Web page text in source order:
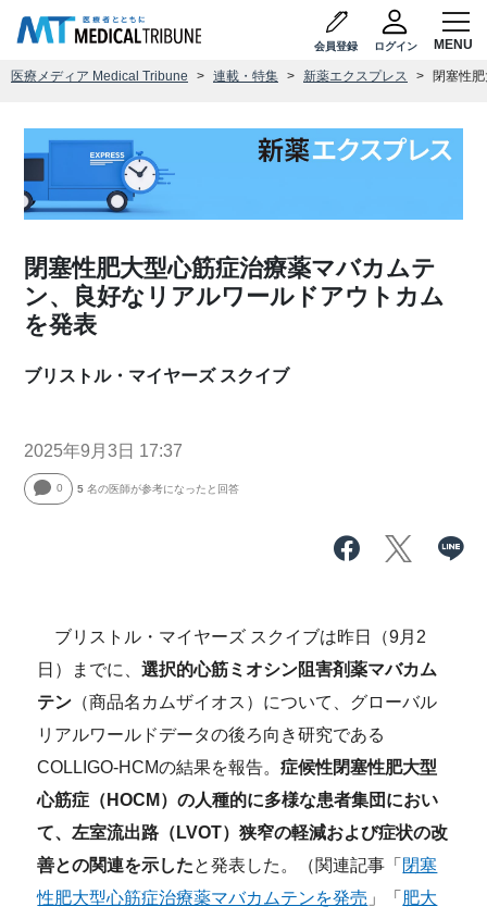
会員登録 ログイン
医療メディア Medical Tribune 連載・特集 新薬エクスプレス 閉塞性
閉塞性肥大型心筋症治療薬マバカムテ
ン、良好なリアルワールドアウトカム
を発表
ブリストル・マイヤーズ スクイブ
2025年9月3日 17:37
0 5 名の医師が参考になったと回答
ブリストル・マイヤーズ スクイブは昨日（9月2
日）までに、選択的心筋ミオシン阻害剤薬マバカム
テン （商品名カムザイオス）について、グローバル
リアルワールドデータの後ろ向き研究である
COLLIGO-HCMの結果を報告。症候性閉塞性肥大型
心筋症（HOCM）の人種的に多様な患者集団におい
て、左室流出路（LVOT）狭窄の軽減および症状の改
善との関連を示したと発表した。（関連記事「 閉塞
性肥大型心筋症治療薬マバカムテンを発売 」「 肥大